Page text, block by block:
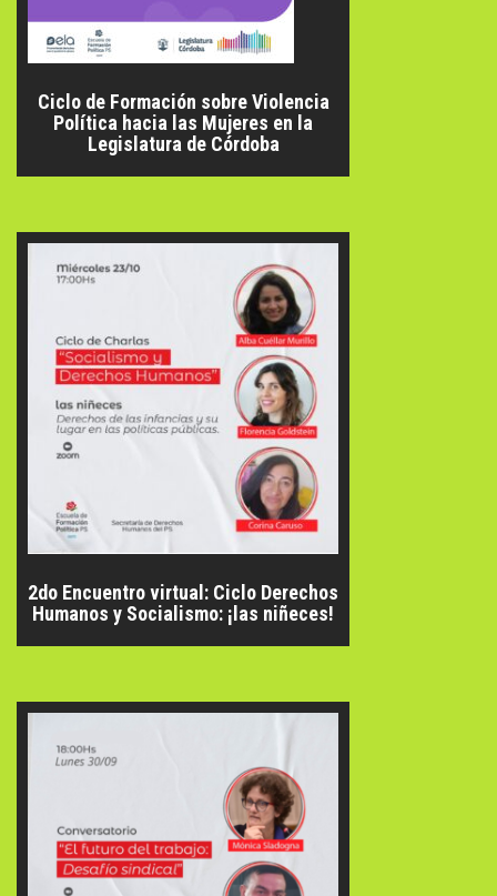
Ciclo de Formación sobre Violencia
Política hacia las Mujeres en la
Legislatura de Córdoba
2do Encuentro virtual: Ciclo Derechos
Humanos y Socialismo: ¡las niñeces!